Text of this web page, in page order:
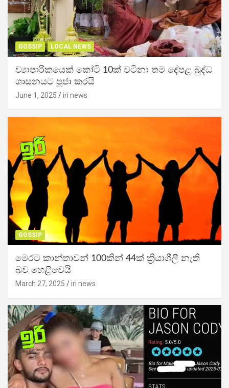
GOSSIP LOCAL NEWS
ව්‍යාපාරිකයෙක් කෝටි 10ක් වටිනා තම දේපළ බුද්ධ
ශාසනයට පූජා කරයි
June 1, 2025 iri news
GOSSIP
මෙරට කාන්තාවන් 100කින් 44ක් ක්‍රියාශීලී නැති
බව හෙළිවෙයි
March 27, 2025 iri news